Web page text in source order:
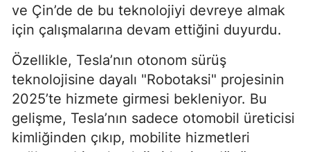
ve Çin’de de bu teknolojiyi devreye almak
için çalışmalarına devam ettiğini duyurdu.
Özellikle, Tesla’nın otonom sürüş
teknolojisine dayalı "Robotaksi" projesinin
2025’te hizmete girmesi bekleniyor. Bu
gelişme, Tesla’nın sadece otomobil üreticisi
kimliğinden çıkıp, mobilite hizmetleri